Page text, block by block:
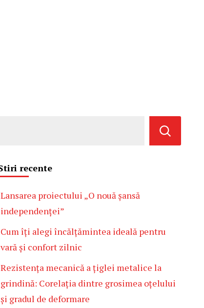
recente
Lansarea proiectului „O nouă șansă
independenței”
Cum îți alegi încălțămintea ideală pentru
vară și confort zilnic
Rezistența mecanică a țiglei metalice la
grindină: Corelația dintre grosimea oțelului
și gradul de deformare